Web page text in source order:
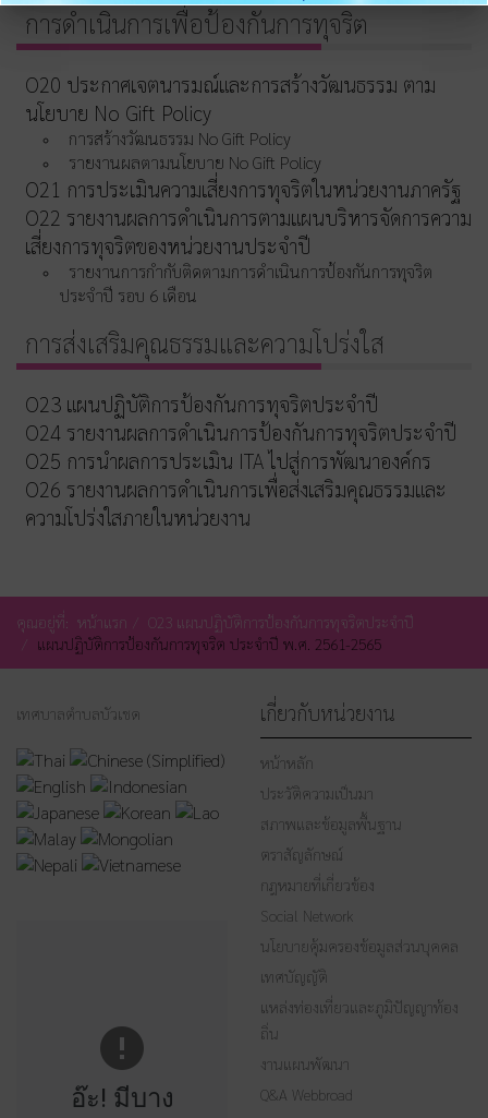
การดำเนินการเพื่อป้องกันการทุจริต
O20 ประกาศเจตนารมณ์และการสร้างวัฒนธรรม ตาม
นโยบาย No Gift Policy
การสร้างวัฒนธรรม No Gift Policy
รายงานผลตามนโยบาย No Gift Policy
O21 การประเมินความเสี่ยงการทุจริตในหน่วยงานภาครัฐ
O22 รายงานผลการดำเนินการตามแผนบริหารจัดการความ
เสี่ยงการทุจริตของหน่วยงานประจำปี
รายงานการกำกับติดตามการดำเนินการป้องกันการทุจริต
ประจำปี รอบ 6 เดือน
การส่งเสริมคุณธรรมและความโปร่งใส
O23 แผนปฏิบัติการป้องกันการทุจริตประจำปี
O24 รายงานผลการดำเนินการป้องกันการทุจริตประจำปี
O25 การนำผลการประเมิน ITA ไปสู่การพัฒนาองค์กร
O26 รายงานผลการดำเนินการเพื่อส่งเสริมคุณธรรมและ
ความโปร่งใสภายในหน่วยงาน
คุณอยู่ที่: หน้าแรก
O23 แผนปฏิบัติการป้องกันการทุจริตประจำปี
แผนปฏิบัติการป้องกันการทุจริต ประจำปี พ.ศ. 2561-2565
เทศบาลตำบลบัวเชด
อ๊ะ! มีบาง
เกี่ยวกับหน่วยงาน
หน้าหลัก
ประวัติความเป็นมา
สภาพและข้อมูลพื้นฐาน
ตราสัญลักษณ์
กฎหมายที่เกี่ยวข้อง
Social Network
นโยบายคุ้มครองข้อมูลส่วนบุคคล
เทศบัญญัติ
แหล่งท่องเที่ยวและภูมิปัญญาท้อง
ถิ่น
งานแผนพัฒนา
Q&A Webbroad